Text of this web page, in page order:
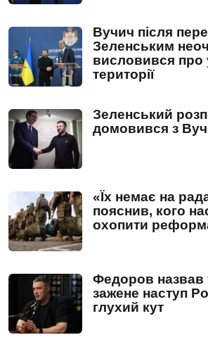
Вучич після
Зеленським
висловився про
території
Зеленський
домовився з
«Їх немає на
пояснив, кого
охопити реформа
Федоров назвав
зажене наступ
глухий кут